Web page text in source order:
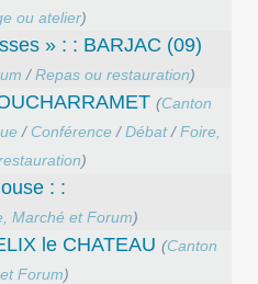
ou atelier)
» : : BARJAC (09)
/Repas ou restauration)
(Canton
/ Conférence /Débat/Foire,
)
: :
Marché et Forum)
le CHATEAU (Canton
Forum)